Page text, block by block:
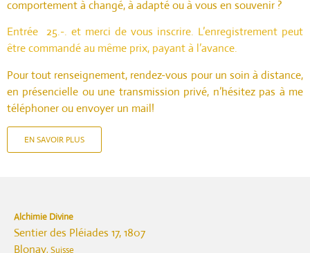
comportement à changé, à adapté ou à vous en souvenir ?
Entrée 25.-. et merci de vous inscrire. L’enregistrement peut
être commandé au même prix, payant à l’avance.
Pour tout renseignement, rendez-vous pour un soin à distance,
en présencielle ou une transmission privé, n’hésitez pas à me
téléphoner ou envoyer un mail!
EN SAVOIR PLUS
Alchimie Divine
Sentier des Pléiades 17, 1807
Blonay, Suisse